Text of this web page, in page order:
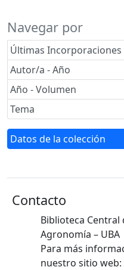
Navegar por
Últimas Incorporaciones
Autor/a - Año
Año - Volumen
Tema
Datos de la colección
Contacto
Biblioteca Central
Agronomía – UBA
Para más
nuestro sitio web: